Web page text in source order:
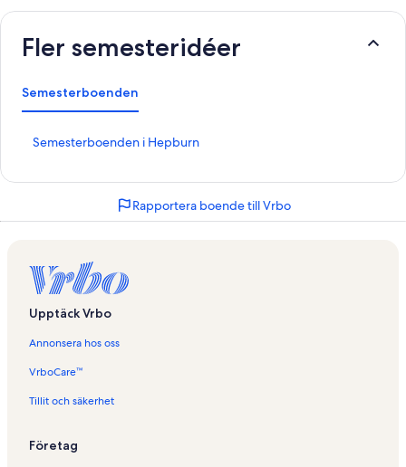
Fler semesteridéer
Semesterboenden
Semesterboenden i Hepburn
L
i
s
a
n
ö
S
e
Rapportera boende till Vrbo
Upptäck Vrbo
Annonsera hos oss
VrboCare™
Tillit och säkerhet
Företag